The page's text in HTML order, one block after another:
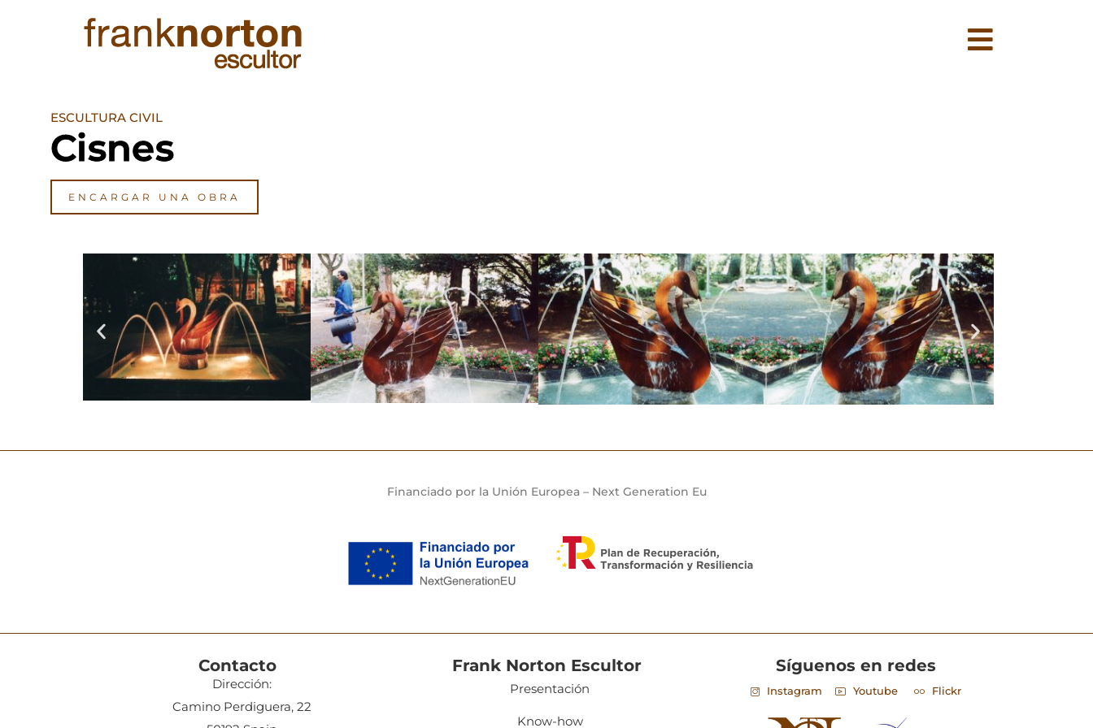
ESCULTURA CIVIL
Cisnes
ENCARGAR UNA OBRA
Financiado por la Unión Europea – Next Generation Eu
Contacto
Dirección:
Camino Perdiguera, 22
Frank Norton Escultor
Presentación
Know-how
Síguenos en redes
Instagram Youtube Flickr